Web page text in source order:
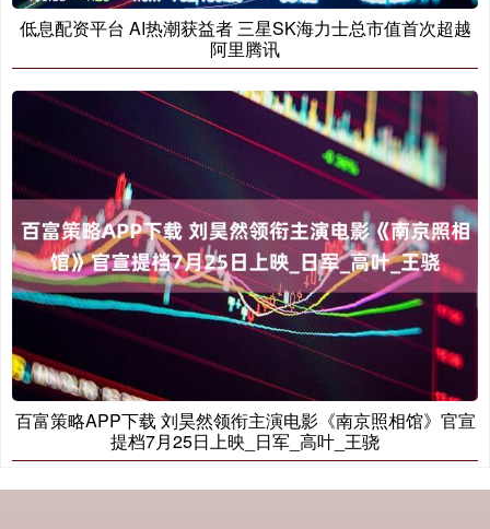
低息配资平台 AI热潮获益者 三星SK海力士总市值首次超越
阿里腾讯
百富策略APP下载 刘昊然领衔主演电影《南京照相馆》官宣
提档7月25日上映_日军_高叶_王骁